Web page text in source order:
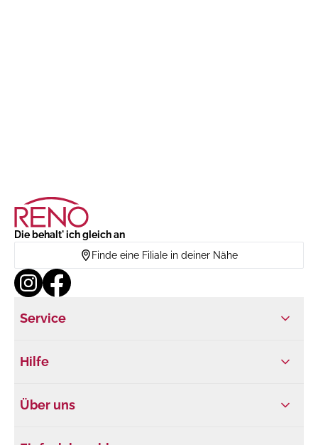
Die behalt' ich gleich an
Finde eine Filiale in deiner Nähe
Service
Hilfe
Über uns